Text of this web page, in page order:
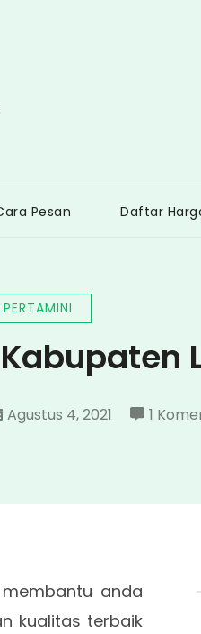
Pesan Daftar
Agustus 4, 2021 1
anda
kualitas terbaik